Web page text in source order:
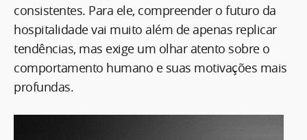
consistentes. Para ele, compreender o futuro da
hospitalidade vai muito além de apenas replicar
tendências, mas exige um olhar atento sobre o
comportamento humano e suas motivações mais
profundas.